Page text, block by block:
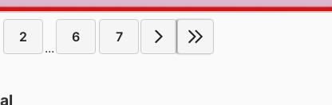
2
...
6 7